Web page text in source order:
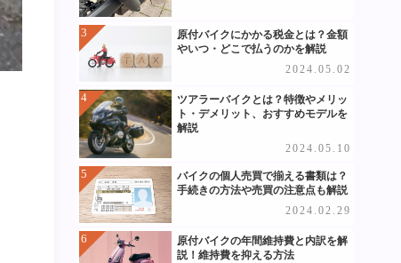
原付バイクにかかる税金とは？金額
やいつ・どこで払うのかを解説
2024.05.02
ツアラーバイクとは？特徴やメリッ
ト・デメリット、おすすめモデルを
解説
2024.05.10
バイクの個人売買で揃える書類は？
手続きの方法や売買の注意点も解説
2024.02.29
原付バイクの年間維持費と内訳を解
説！維持費を抑える方法